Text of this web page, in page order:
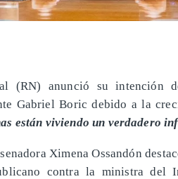
(RN) anunció su intención
Gabriel Boric debido a la
están viviendo un verdadero
Ximena Ossandón
contra la ministra del